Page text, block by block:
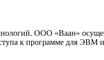
ООО «Ваан»
к программе для ЭВМ и